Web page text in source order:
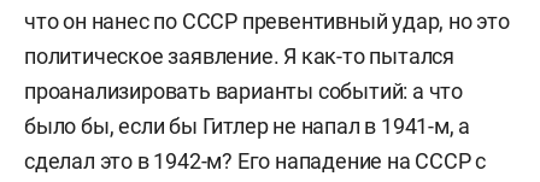
что он нанес по СССР превентивный удар, но это
политическое заявление. Я как-то пытался
проанализировать варианты событий: а что
было бы, если бы Гитлер не напал в 1941-м, а
сделал это в 1942-м? Его нападение на СССР с